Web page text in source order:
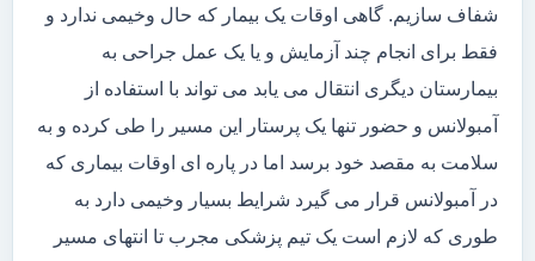
شفاف سازیم. گاهی اوقات یک بیمار که حال وخیمی ندارد و
فقط برای انجام چند آزمایش و یا یک عمل جراحی به
بیمارستان دیگری انتقال می یابد می تواند با استفاده از
آمبولانس و حضور تنها یک پرستار این مسیر را طی کرده و به
سلامت به مقصد خود برسد اما در پاره ای اوقات بیماری که
در آمبولانس قرار می گیرد شرایط بسیار وخیمی دارد به
طوری که لازم است یک تیم پزشکی مجرب تا انتهای مسیر